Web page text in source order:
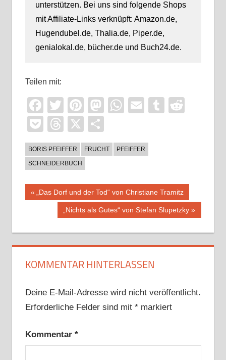
unterstützen. Bei uns sind folgende Shops
mit Affiliate-Links verknüpft: Amazon.de,
Hugendubel.de, Thalia.de, Piper.de,
genialokal.de, bücher.de und Buch24.de.
Teilen mit:
Facebook
TwitterPinterest
Mastodon
WhatsApp
EmailTumblr
PocketThreads
X
BORIS PFEIFFER FRUCHT
PFEIFFER
SCHNEIDERBUCH
Beitragsnavigation
Vorheriger
Beitrag:
„Das Dorf und der Tod“ von Christiane Tramitz
Nächster
„Nichts als Gutes“ von Stefan Slupetzky
KOMMENTAR HINTERLASSEN
Deine E-Mail-Adresse wird nicht veröffentlicht.
Erforderliche Felder sind mit *markiert
Kommentar *